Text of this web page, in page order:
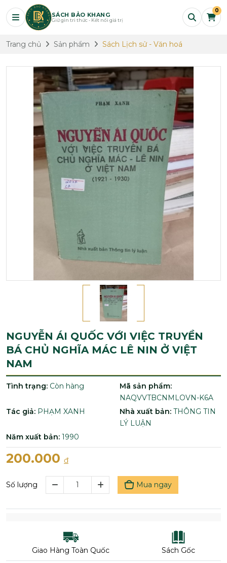
SÁCH BẢO KHANG
Giữ gìn tri thức - Kết nối giá trị
0
Trang chủ Sản phẩm Sách Lịch sử - Văn hoá
NGUYỄN ÁI QUỐC VỚI VIỆC TRUYỀN
BÁ CHỦ NGHĨA MÁC LÊ NIN Ở VIỆT
NAM
Tình trạng: Còn hàng
Mã sản phẩm:
NAQVVTBCNMLOVN-K6A
Tác giả: PHẠM XANH Nhà xuất bản: THÔNG TIN
LÝ LUẬN
Năm xuất bản: 1990
200.000 đ
Số lượng Mua ngay
Giao Hàng Toàn Quốc Sách Gốc